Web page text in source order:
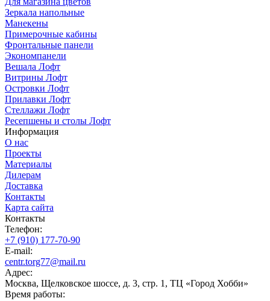
Зеркала напольные
Манекены
Примерочные кабины
Фронтальные панели
Экономпанели
Вешала Лофт
Витрины Лофт
Островки Лофт
Прилавки Лофт
Стеллажи Лофт
Ресепшены и столы Лофт
Информация
О нас
Проекты
Материалы
Дилерам
Доставка
Контакты
Карта сайта
Контакты
Телефон:
+7 (910) 177-70-90
E-mail:
centr.torg77@mail.ru
Адрес:
Москва, Щелковское шоссе, д. 3, стр. 1, ТЦ «Город Хобби»
Время работы: